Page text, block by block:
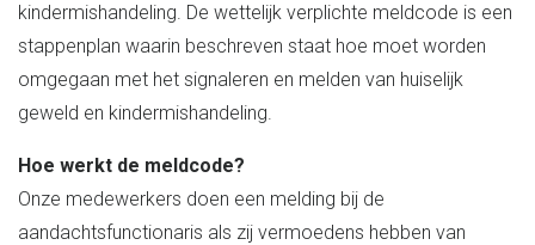
kindermishandeling. De wettelijk verplichte meldcode is een
stappenplan waarin beschreven staat hoe moet worden
omgegaan met het signaleren en melden van huiselijk
geweld en kindermishandeling.
Hoe werkt de meldcode?
Onze medewerkers doen een melding bij de
aandachtsfunctionaris als zij vermoedens hebben van